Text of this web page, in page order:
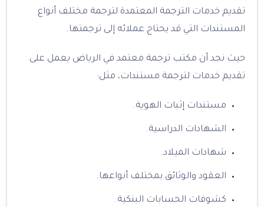
تقديم خدمات الترجمة المعتمدة لترجمة مختلف أنواع
المستندات التي قد يحتاج عملائه إلى ترجمتها.
حيث نجد أن مكتب ترجمة معتمد في الرياض يعمل على
تقديم خدمات لترجمة مستندات، مثل:
مستندات إثبات الهوية.
الشهادات الدراسية.
شهادات الميلاد.
العقود والوثائق بمختلف أنواعها.
كشوفات الحسابات البنكية.